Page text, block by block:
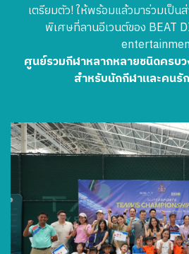
เตรียมตัว! ให้พร้อมแล้วมาร่วมเป็
พิเศษที่ลานอีเวนต์ของ BEAT
ศูนย์รวมกีฬาหลากหลายชนิดครบ
สำหรับนักกีฬาและคนรั